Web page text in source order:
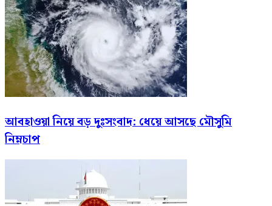
আবহাওয়া নিয়ে বড় দুঃসংবাদ: ধেয়ে আসছে মৌসুমি
নিম্নচাপ